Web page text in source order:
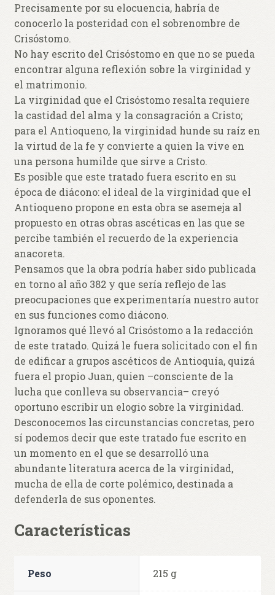
Precisamente por su elocuencia, habría de
conocerlo la posteridad con el sobrenombre de
Crisóstomo.
No hay escrito del Crisóstomo en que no se pueda
encontrar alguna reflexión sobre la virginidad y
el matrimonio.
La virginidad que el Crisóstomo resalta requiere
la castidad del alma y la consagración a Cristo;
para el Antioqueno, la virginidad hunde su raíz en
la virtud de la fe y convierte a quien la vive en
una persona humilde que sirve a Cristo.
Es posible que este tratado fuera escrito en su
época de diácono: el ideal de la virginidad que el
Antioqueno propone en esta obra se asemeja al
propuesto en otras obras ascéticas en las que se
percibe también el recuerdo de la experiencia
anacoreta.
Pensamos que la obra podría haber sido publicada
en torno al año 382 y que sería reflejo de las
preocupaciones que experimentaría nuestro autor
en sus funciones como diácono.
Ignoramos qué llevó al Crisóstomo a la redacción
de este tratado. Quizá le fuera solicitado con el fin
de edificar a grupos ascéticos de Antioquía, quizá
fuera el propio Juan, quien –consciente de la
lucha que conlleva su observancia– creyó
oportuno escribir un elogio sobre la virginidad.
Desconocemos las circunstancias concretas, pero
sí podemos decir que este tratado fue escrito en
un momento en el que se desarrolló una
abundante literatura acerca de la virginidad,
mucha de ella de corte polémico, destinada a
defenderla de sus oponentes.
Características
Peso 215 g